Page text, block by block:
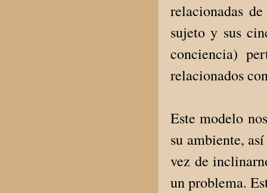
relacionadas
sujeto y sus
conciencia)
relacionados
Este modelo
su ambiente,
vez de
un problema.